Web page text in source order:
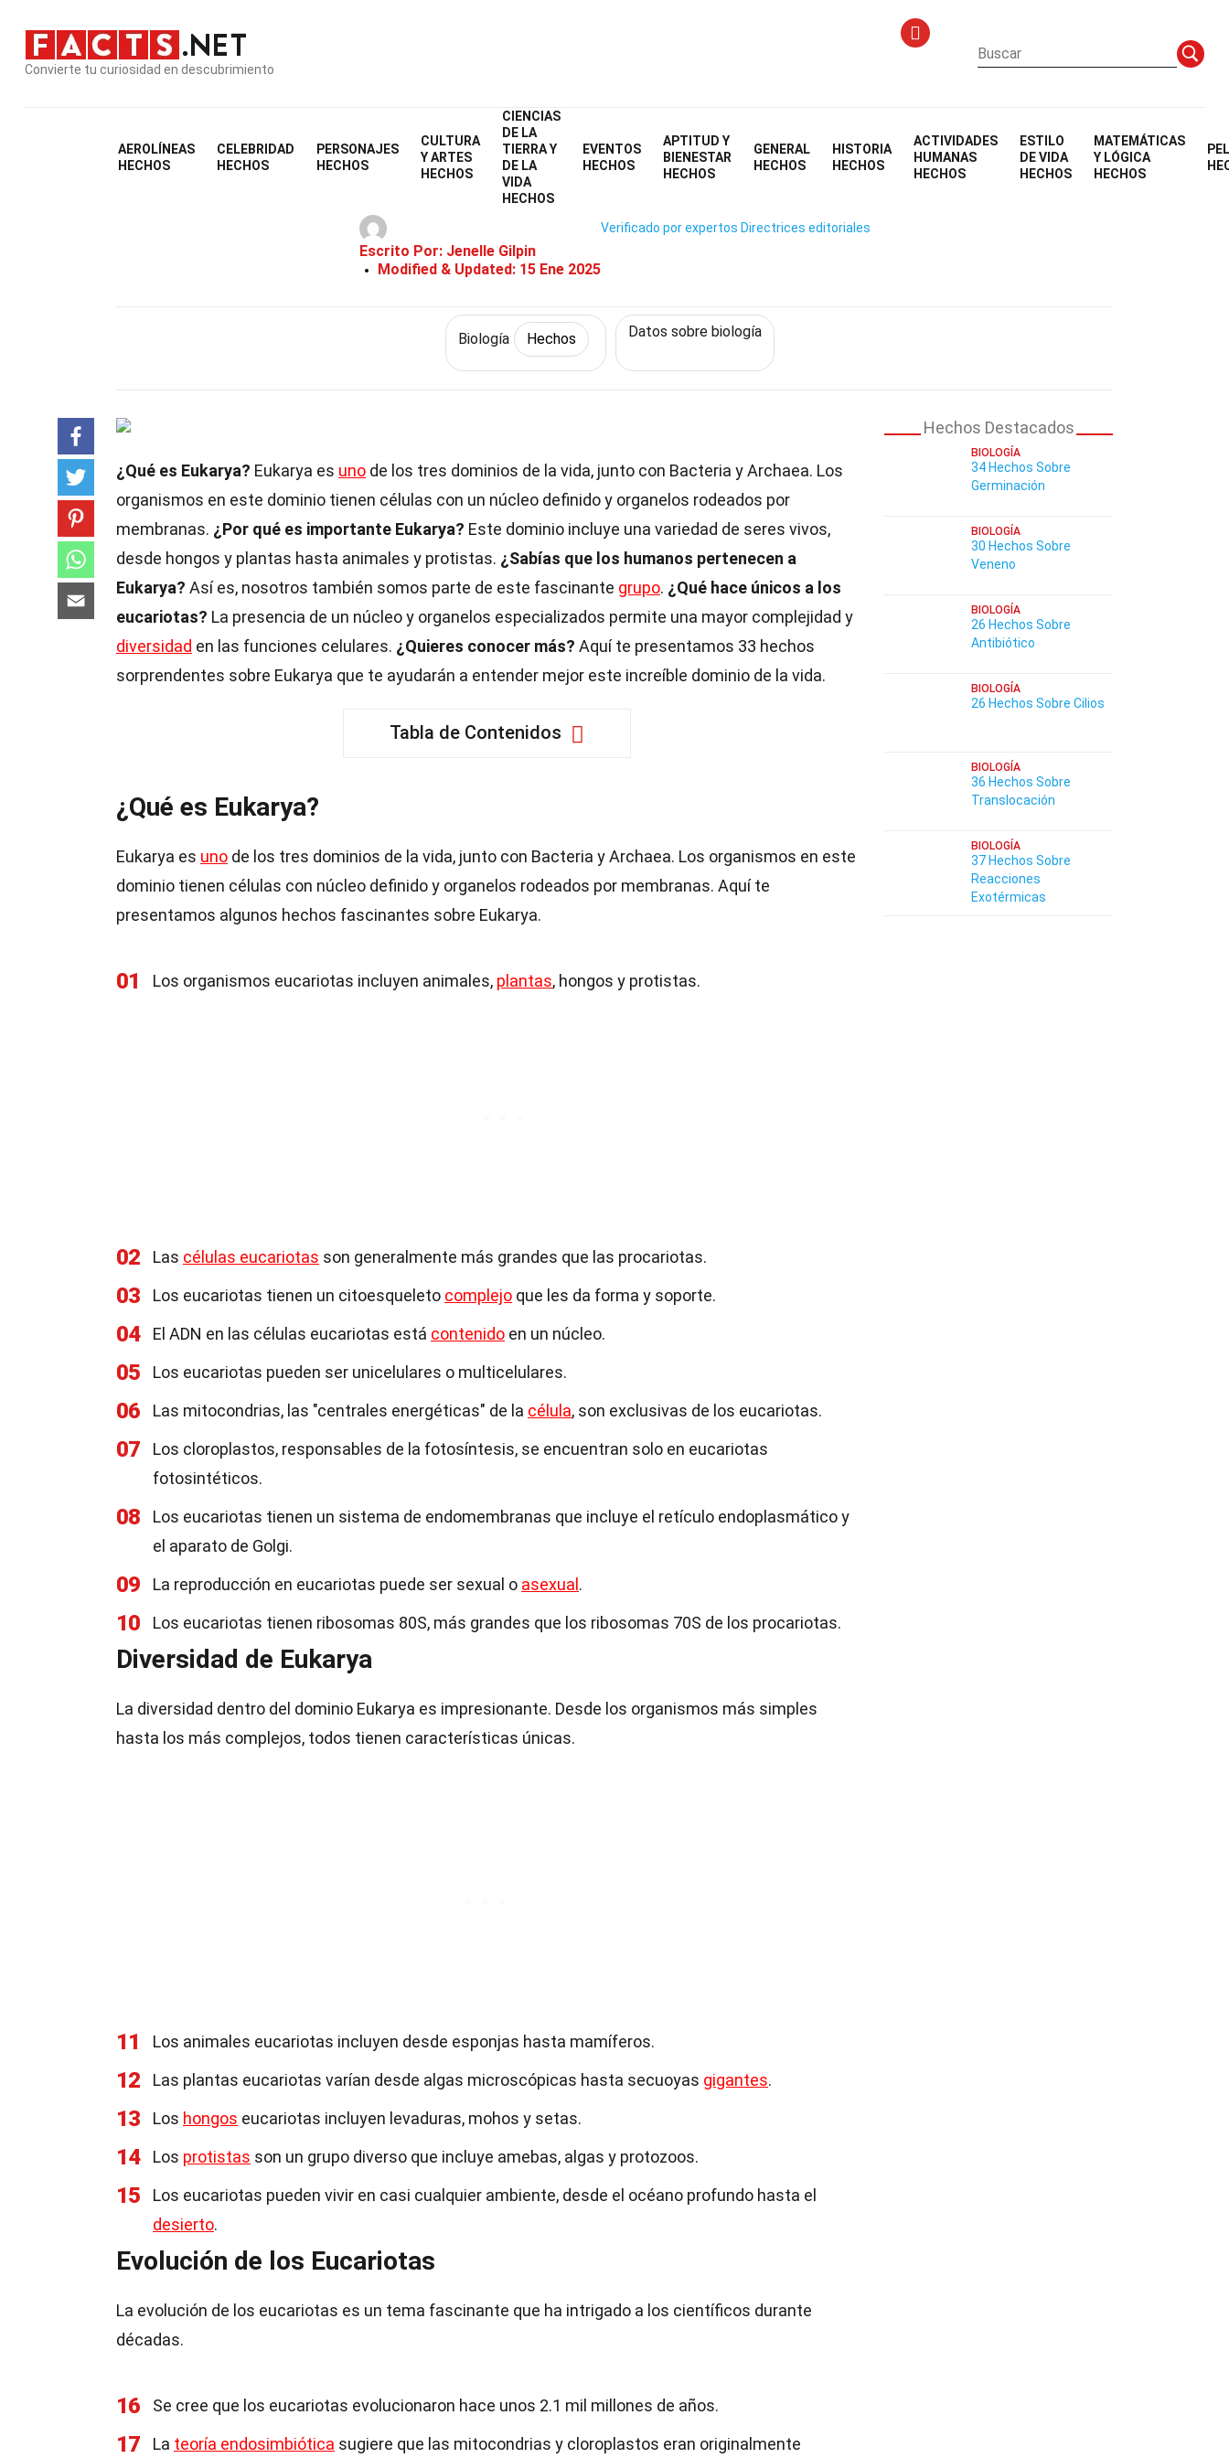
Convierte tu curiosidad en descubrimiento
AEROLÍNEAS
HECHOS
CELEBRIDAD
HECHOS
PERSONAJES
HECHOS
CULTURA
Y ARTES
HECHOS
CIENCIAS
DE LA
TIERRA Y
DE LA
VIDA
HECHOS
EVENTOS
HECHOS
APTITUD Y
BIENESTAR
HECHOS
GENERAL
HECHOS
HISTORIA
HECHOS
ACTIVIDADES
HUMANAS
HECHOS
ESTILO
DE VIDA
HECHOS
MATEMÁTICAS
Y LÓGICA
HECHOS
Home Ciencia
33 Hechos Sobre Eukarya
Escrito Por: Jenelle Gilpin
Modified & Updated: 15 Ene 2025
Verificado por expertos Directrices editoriales
Biología Hechos Datos sobre biología
¿Qué es Eukarya? Eukarya es uno de los tres dominios de la vida, junto con Bacteria y Archaea. Los
organismos en este dominio tienen células con un núcleo definido y organelos rodeados por
membranas. ¿Por qué es importante Eukarya? Este dominio incluye una variedad de seres vivos,
desde hongos y plantas hasta animales y protistas. ¿Sabías que los humanos pertenecen a
Eukarya? Así es, nosotros también somos parte de este fascinante grupo. ¿Qué hace únicos a los
eucariotas? La presencia de un núcleo y organelos especializados permite una mayor complejidad y
diversidad en las funciones celulares. ¿Quieres conocer más? Aquí te presentamos 33 hechos
sorprendentes sobre Eukarya que te ayudarán a entender mejor este increíble dominio de la vida.
Tabla de Contenidos
¿Qué es Eukarya?
Eukarya es uno de los tres dominios de la vida, junto con Bacteria y Archaea. Los organismos en este
dominio tienen células con núcleo definido y organelos rodeados por membranas. Aquí te
presentamos algunos hechos fascinantes sobre Eukarya.
01 Los organismos eucariotas incluyen animales, plantas, hongos y protistas.
02 Las células eucariotas son generalmente más grandes que las procariotas.
03 Los eucariotas tienen un citoesqueleto complejo que les da forma y soporte.
04 El ADN en las células eucariotas está contenido en un núcleo.
05 Los eucariotas pueden ser unicelulares o multicelulares.
06 Las mitocondrias, las "centrales energéticas" de la célula, son exclusivas de los eucariotas.
07
Los cloroplastos, responsables de la fotosíntesis, se encuentran solo en eucariotas
fotosintéticos.
08
Los eucariotas tienen un sistema de endomembranas que incluye el retículo endoplasmático y
el aparato de Golgi.
09 La reproducción en eucariotas puede ser sexual o asexual .
10 Los eucariotas tienen ribosomas 80S, más grandes que los ribosomas 70S de los procariotas.
Diversidad de Eukarya
La diversidad dentro del dominio Eukarya es impresionante. Desde los organismos más simples
hasta los más complejos, todos tienen características únicas.
11 Los animales eucariotas incluyen desde esponjas hasta mamíferos.
12 Las plantas eucariotas varían desde algas microscópicas hasta secuoyas gigantes.
13 Los hongos eucariotas incluyen levaduras, mohos y setas.
14 Los protistas son un grupo diverso que incluye amebas, algas y protozoos.
15
Los eucariotas pueden vivir en casi cualquier ambiente, desde el océano profundo hasta el
desierto.
Evolución de los Eucariotas
La evolución de los eucariotas es un tema fascinante que ha intrigado a los científicos durante
décadas.
16 Se cree que los eucariotas evolucionaron hace unos 2.1 mil millones de años.
17 La teoría endosimbiótica sugiere que las mitocondrias y cloroplastos eran originalmente
Hechos Destacados
BIOLOGÍA
34 Hechos Sobre
Germinación
BIOLOGÍA
30 Hechos Sobre
Veneno
BIOLOGÍA
26 Hechos Sobre
Antibiótico
BIOLOGÍA
26 Hechos Sobre Cilios
BIOLOGÍA
36 Hechos Sobre
Translocación
BIOLOGÍA
37 Hechos Sobre
Reacciones
Exotérmicas